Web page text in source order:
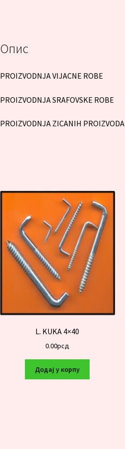
Опис
PROIZVODNJA VIJACNE ROBE
PROIZVODNJA SRAFOVSKE ROBE
PROIZVODNJA ZICANIH PROIZVODA
L. KUKA 4×40
0.00рсд
Додај у корпу